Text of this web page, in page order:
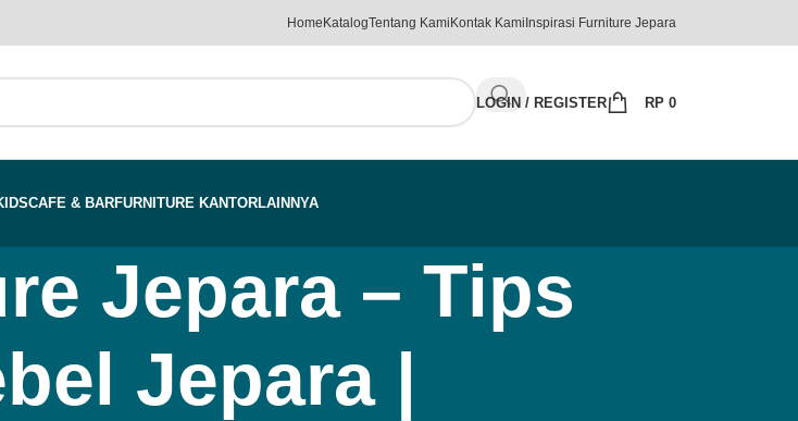
Home KatalogTentang Kami Kontak Kami Inspirasi Furniture Jepara
LOGIN / REGISTER RP 0
CAFE & BARFURNITURE KANTORLAINNYA
Jepara – Tips
Jepara |